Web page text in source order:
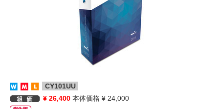
CY101UU
¥ 26,400 本体価格 ¥ 24,000